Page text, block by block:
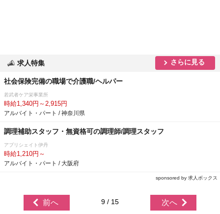
求人特集 さらに見る
社会保険完備の職場で介護職/ヘルパー
若武者ケア栄事業所
時給1,340円～2,915円
アルバイト・パート / 神奈川県
調理補助スタッフ・無資格可の調理師/調理スタッフ
アプリシェイト伊丹
時給1,210円～
アルバイト・パート / 大阪府
sponsored by 求人ボックス
前へ 9 / 15 次へ